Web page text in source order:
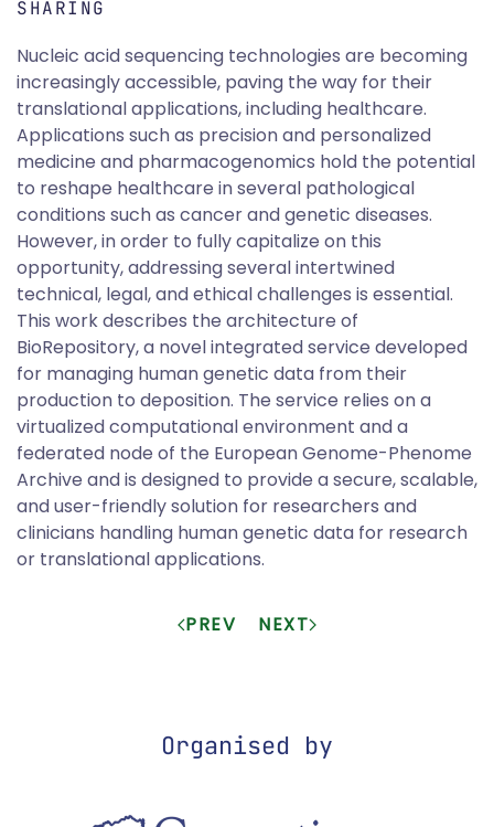
SHARING
Nucleic acid sequencing technologies are becoming
increasingly accessible, paving the way for their
translational applications, including healthcare.
Applications such as precision and personalized
medicine and pharmacogenomics hold the potential
to reshape healthcare in several pathological
conditions such as cancer and genetic diseases.
However, in order to fully capitalize on this
opportunity, addressing several intertwined
technical, legal, and ethical challenges is essential.
This work describes the architecture of
BioRepository, a novel integrated service developed
for managing human genetic data from their
production to deposition. The service relies on a
virtualized computational environment and a
federated node of the European Genome-Phenome
Archive and is designed to provide a secure, scalable,
and user-friendly solution for researchers and
clinicians handling human genetic data for research
or translational applications.
PREV NEXT
Organised by